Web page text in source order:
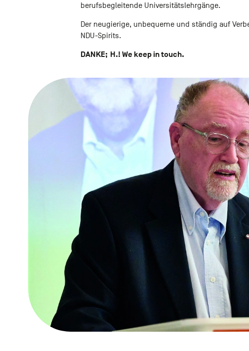
berufsbegleitende Universitätslehrgänge.
Der neugierige, unbequeme und ständig auf
NDU-Spirits.
DANKE; H.! We keep in touch.